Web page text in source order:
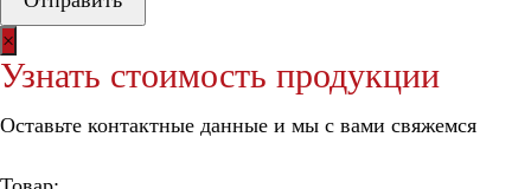
×
Узнать стоимость продукции
Оставьте контактные данные и мы с вами свяжемся